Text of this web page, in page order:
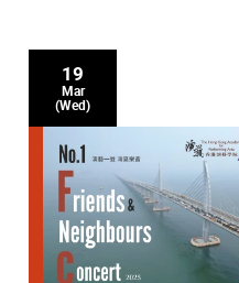
19
Mar
(Wed)